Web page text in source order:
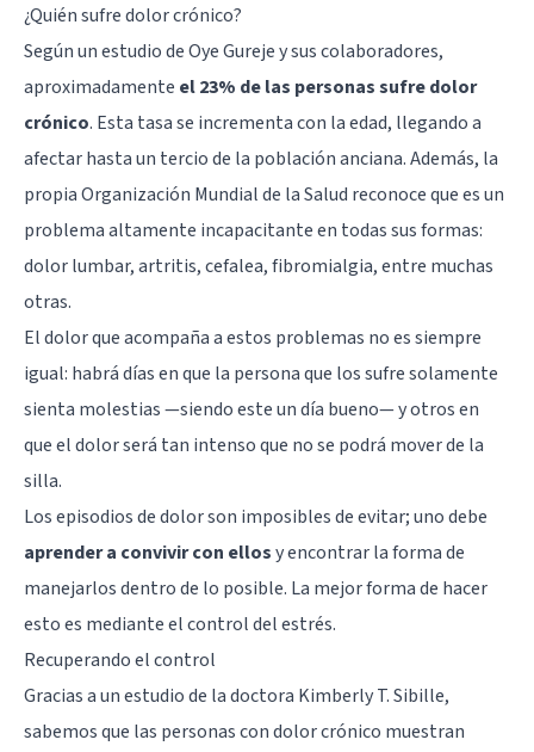
¿Quién sufre dolor crónico?
Según un estudio de Oye Gureje y sus colaboradores,
aproximadamente el 23% de las personas sufre dolor
crónico. Esta tasa se incrementa con la edad, llegando a
afectar hasta un tercio de la población anciana. Además, la
propia Organización Mundial de la Salud reconoce que es un
problema altamente incapacitante en todas sus formas:
dolor lumbar, artritis, cefalea, fibromialgia, entre muchas
otras.
El dolor que acompaña a estos problemas no es siempre
igual: habrá días en que la persona que los sufre solamente
sienta molestias —siendo este un día bueno— y otros en
que el dolor será tan intenso que no se podrá mover de la
silla.
Los episodios de dolor son imposibles de evitar; uno debe
aprender a convivir con ellosy encontrar la forma de
manejarlos dentro de lo posible. La mejor forma de hacer
esto es mediante el control del estrés.
Recuperando el control
Gracias a un estudio de la doctora Kimberly T. Sibille,
sabemos que las personas con dolor crónico muestran